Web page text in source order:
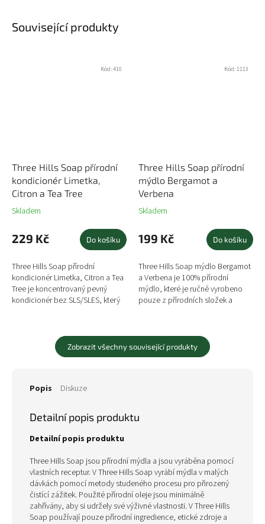
Související produkty
Three Hills Soap přírodní
kondicionér Limetka,
Citron a Tea Tree
Skladem
229 Kč Do košíku
Three Hills Soap přírodní
kondicionér Limetka, Citron a Tea
Tree je koncentrovaný pevný
kondicionér bez SLS/SLES, který
Kód:410
Three Hills Soap přírodní
mýdlo Bergamot a
Verbena
Skladem
199 Kč Do košíku
Three Hills Soap mýdlo Bergamot
a Verbena je 100% přírodní
mýdlo, které je ručně vyrobeno
pouze z přírodních složek a
Kód: 1113
Zobrazit všechny související produkty
Popis Diskuze
Detailní popis produktu
Detailní popis produktu
Three Hills Soap jsou přírodní mýdla a jsou vyráběna pomocí
vlastních receptur. V Three Hills Soap vyrábí mýdla v malých
dávkách pomocí metody studeného procesu pro přirozený
čistící zážitek. Použité přírodní oleje jsou minimálně
zahřívány, aby si udržely své výživné vlastnosti. V Three Hills
Soap používají pouze přírodní ingredience, etické zdroje a